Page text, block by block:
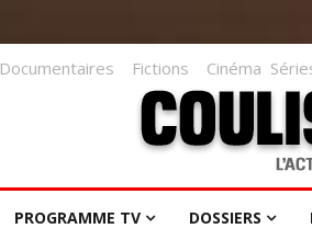
Documentaires Fictions Cinéma
PROGRAMME TV DOSSIERS